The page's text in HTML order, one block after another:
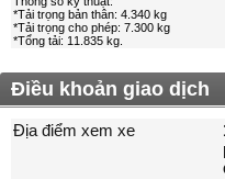
Điều khoản giao dịch
Địa điểm xem xe